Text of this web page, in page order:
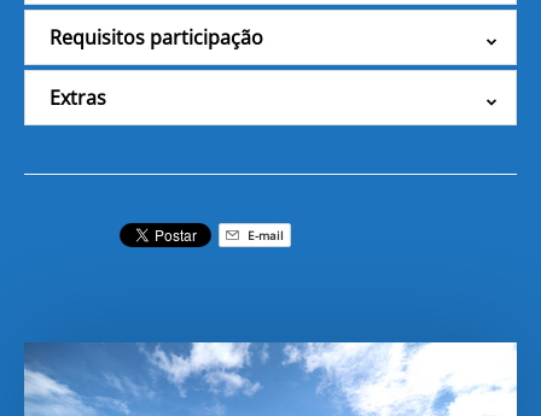
Requisitos participação
Extras
E-mail